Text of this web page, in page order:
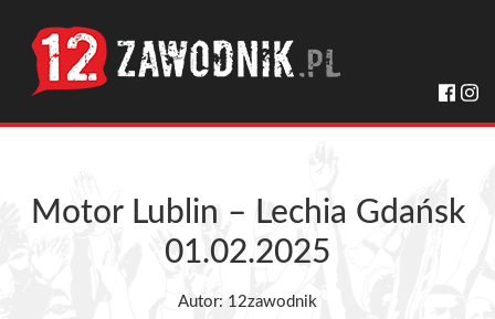
Motor Lublin – Lechia Gdańsk
01.02.2025
Autor: 12zawodnik